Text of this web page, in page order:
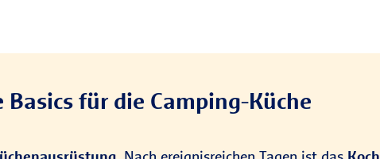
Basics für die Camping-Küche